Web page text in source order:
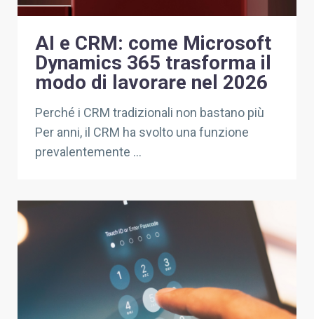
AI e CRM: come Microsoft
Dynamics 365 trasforma il
modo di lavorare nel 2026
Perché i CRM tradizionali non bastano più
Per anni, il CRM ha svolto una funzione
prevalentemente ...